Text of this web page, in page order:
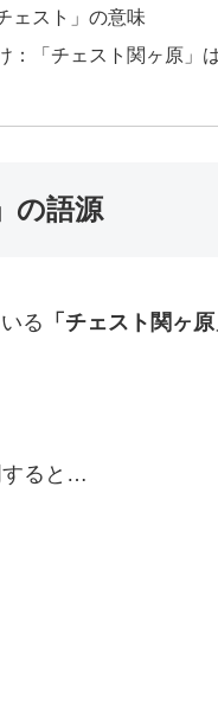
ェスト」の意味
：「チェスト関ヶ原」
の語源
る 「チェスト関ヶ原
すると…